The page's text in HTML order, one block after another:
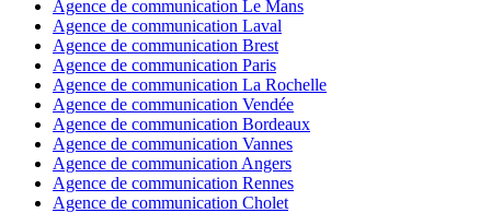
Agence de communication Le Mans
Agence de communication Laval
Agence de communication Brest
Agence de communication Paris
Agence de communication La Rochelle
Agence de communication Vendée
Agence de communication Bordeaux
Agence de communication Vannes
Agence de communication Angers
Agence de communication Rennes
Agence de communication Cholet